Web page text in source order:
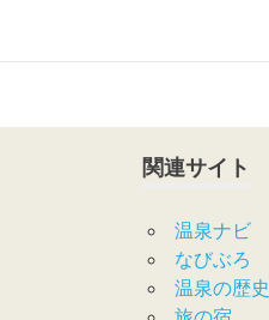
関連サイト
温泉ナビ
なびぶろ
温泉の歴史